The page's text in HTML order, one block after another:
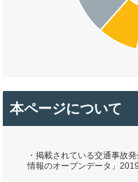
本ページについて
・掲載されている交通事故
情報のオープンデータ」